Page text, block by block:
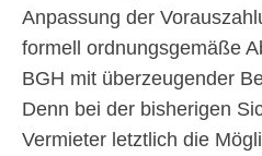
Anpassung der
formell ordnungsgemäße
BGH mit überzeugender
Denn bei der bisherigen
Vermieter letztlich die